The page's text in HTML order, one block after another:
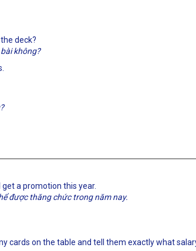
deck?
không?
get a promotion this year.
được thăng chức trong năm nay.
cards on the table and tell them exactly what salary